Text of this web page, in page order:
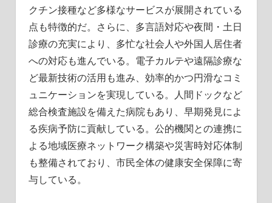
クチン接種など多様なサービスが展開されている
点も特徴的だ。さらに、多言語対応や夜間・土日
診療の充実により、多忙な社会人や外国人居住者
への対応も進んでいる。電子カルテや遠隔診療な
ど最新技術の活用も進み、効率的かつ円滑なコミ
ュニケーションを実現している。人間ドックなど
総合検査施設を備えた病院もあり、早期発見によ
る疾病予防に貢献している。公的機関との連携に
よる地域医療ネットワーク構築や災害時対応体制
も整備されており、市民全体の健康安全保障に寄
与している。